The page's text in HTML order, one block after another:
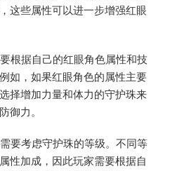
这些属性可以进一步增强红眼
根据自己的红眼角色属性和技
如，如果红眼角色的属性主要
择增加力量和体力的守护珠来
御力。
要考虑守护珠的等级。不同等
性加成，因此玩家需要根据自